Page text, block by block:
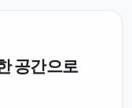
공간으로